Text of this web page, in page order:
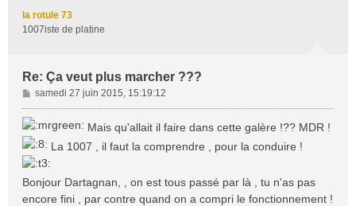
la rotule 73
1007iste de platine
Re: Ça veut plus marcher ???
M
e
s
s
a
g
samedi 27 juin 2015, 15:19:12
Mais qu'allait il faire dans cette galère !?? MDR !
La 1007 , il faut la comprendre , pour la conduire !
Bonjour Dartagnan, , on est tous passé par là , tu n'as pas
encore fini , par contre quand on a compri le fonctionnement !